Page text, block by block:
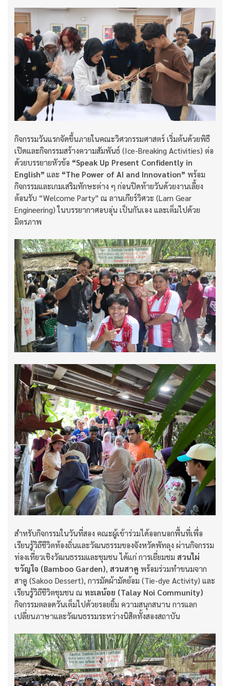
กิจกรรมวันแรกจัดขึ้นภายในคณะวิศวกรรมศาสตร์ เริ่มต้นด้วยพิธี
เปิดและกิจกรรมสร้างความสัมพันธ์ (Ice-Breaking Activities) ต่อ
ด้วยบรรยายหัวข้อ “Speak Up Present Confidently in
English” และ “The Power of AI and Innovation” พร้อม
กิจกรรมและเกมเสริมทักษะต่าง ๆ ก่อนปิดท้ายวันด้วยงานเลี้ยง
ต้อนรับ “Welcome Party” ณ ลานเกียร์วิศวะ (Larn Gear
Engineering) ในบรรยากาศอบอุ่น เป็นกันเอง และเต็มไปด้วย
มิตรภาพ
สำหรับกิจกรรมในวันที่สอง คณะผู้เข้าร่วมได้ออกนอกพื้นที่เพื่อ
เรียนรู้วิถีชีวิตท้องถิ่นและวัฒนธรรมของจังหวัดพัทลุง ผ่านกิจกรรม
ท่องเที่ยวเชิงวัฒนธรรมและชุมชน ได้แก่ การเยี่ยมชม สวนไผ่
ขวัญใจ ​​​(Bamboo Garden), สวนสาคู พร้อมร่วมทำขนมจาก
สาคู (Sakoo Dessert), การมัดผ้ามัดย้อม (Tie-dye Activity) และ
เรียนรู้วิถีชีวิตชุมชน ณ ทะเลน้อย (Talay Noi Community)
กิจกรรมตลอดวันเต็มไปด้วยรอยยิ้ม ความสนุกสนาน การแลก
เปลี่ยนภาษาและวัฒนธรรมระหว่างนิสิตทั้งสองสถาบัน